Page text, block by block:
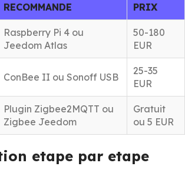
RECOMMANDE PRIX
Raspberry Pi 4 ou
Jeedom Atlas
50-180
EUR
ConBee II ou Sonoff USB
25-35
EUR
Plugin Zigbee2MQTT ou
Zigbee Jeedom
Gratuit
ou 5 EUR
etape par etape